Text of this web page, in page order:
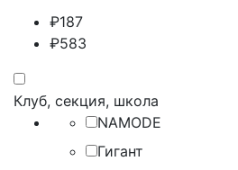
₽187
₽583
Клуб, секция, школа
NAMODE
Гигант